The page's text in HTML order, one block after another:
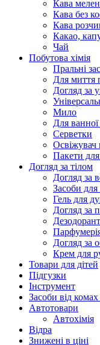
Кава
Кава без
Кава
Какао,
Чай
Побутова хімія
Пральні
Для миття
Догляд за
Мило
Для
Серветки
Освіжувач
Пакети для
Догляд за тілом
Догляд за
Засоби для
Гель для
Догляд за
Догляд за
Крем для
Товари для дітей
Підгузки
Інструмент
Засоби від комах
Автотовари
Автохімія
Відра
Знижені в ціні